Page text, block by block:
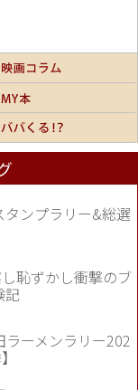
タンプラリー&総選
恥ずかし衝撃のブ
記
ラーメンラリー202